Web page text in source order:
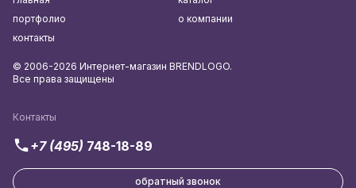
Контакты
+7 (495) 748-18-89
обратный звонок
портфолио
о компании
контакты
© 2006-2026 Интернет-магазин BRENDLOGO.
Все права защищены